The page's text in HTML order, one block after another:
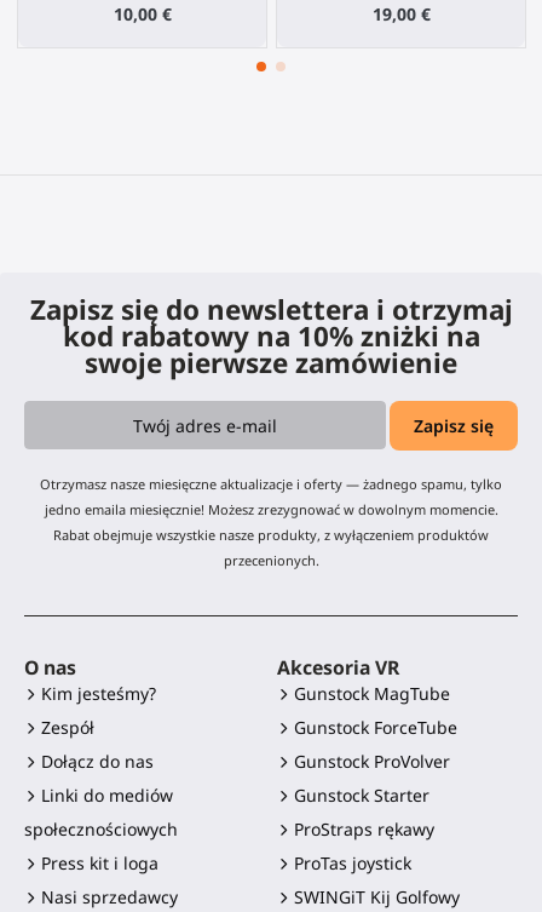
10,00 € 19,00 €
Zapisz się do newslettera i otrzymaj
kod rabatowy na 10% zniżki na
swoje pierwsze zamówienie
Otrzymasz nasze miesięczne aktualizacje i oferty — żadnego spamu, tylko
jedno emaila miesięcznie! Możesz zrezygnować w dowolnym momencie.
Rabat obejmuje wszystkie nasze produkty, z wyłączeniem produktów
przecenionych.
O nas
Kim jesteśmy?
Zespół
Dołącz do nas
Linki do mediów
społecznościowych
Press kit i loga
Nasi sprzedawcy
Akcesoria VR
Gunstock MagTube
Gunstock ForceTube
Gunstock ProVolver
Gunstock Starter
ProStraps rękawy
ProTas joystick
SWINGiT Kij Golfowy